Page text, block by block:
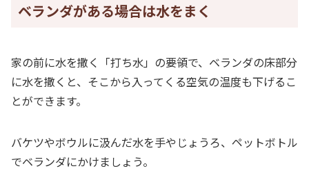
ベランダがある場合は水をまく
家の前に水を撒く「打ち水」の要領で、ベランダの床部分
に水を撒くと、そこから入ってくる空気の温度も下げるこ
とができます。
バケツやボウルに汲んだ水を手やじょうろ、ペットボトル
でベランダにかけましょう。